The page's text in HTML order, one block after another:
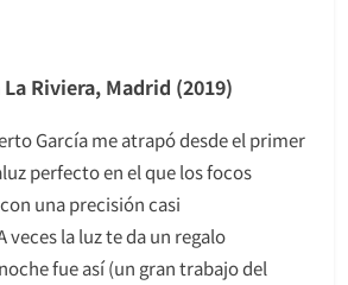
Riviera, Madrid (2019)
García me atrapó desde el primer
perfecto en el que los focos
una precisión casi
la luz te da un regalo
fue así (un gran trabajo del